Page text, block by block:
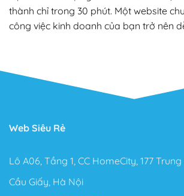
thành chỉ trong 30 phút. Một website
công việc kinh doanh của bạn trở nên
Web Siêu Rẻ
Lô A06, Tầng 1, CC HomeCity, 177
Cầu Giấy, Hà Nội